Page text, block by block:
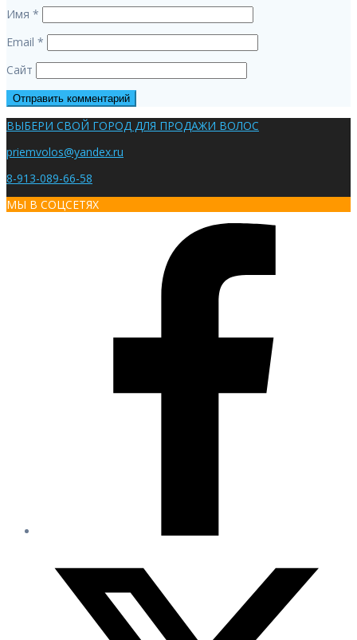
Имя *
Email *
Сайт
ВЫБЕРИ СВОЙ ГОРОД ДЛЯ ПРОДАЖИ ВОЛОС
priemvolos@yandex.ru
8-913-089-66-58
МЫ В СОЦСЕТЯХ